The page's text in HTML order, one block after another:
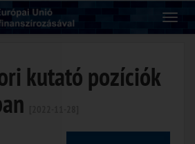
kutató pozíciók